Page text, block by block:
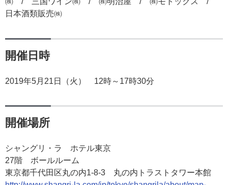
日本酒類販売㈱
開催日時
2019年5月21日（火） 12時～17時30分
開催場所
シャングリ・ラ ホテル東京
27階 ボールルーム
東京都千代田区丸の内1-8-3 丸の内トラストタワー本館